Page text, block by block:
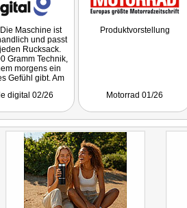
Maschine ist
und passt
Rucksack.
Gramm Technik,
morgens ein
Gefühl gibt. Am
Urteil: Diese
für Menschen,
sind und
nicht verzichten
wollen."
digital 02/26
Produktvorstellung
Motorrad 01/26